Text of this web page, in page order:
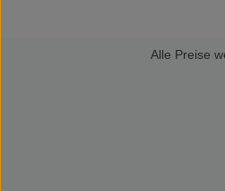
Alle Preise